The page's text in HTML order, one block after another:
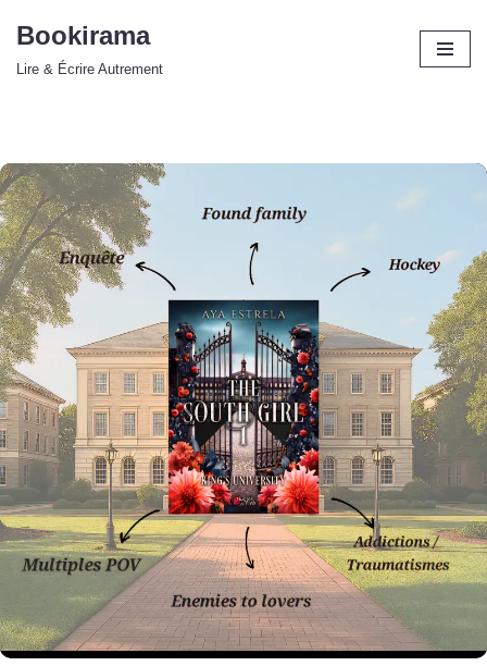
Bookirama
Lire & Écrire Autrement